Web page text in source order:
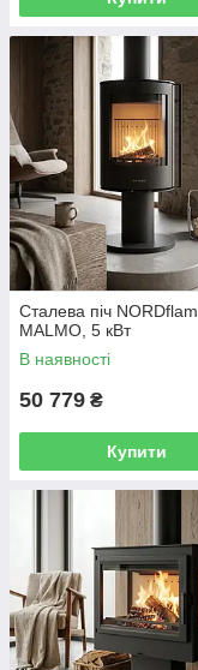
Сталева піч NORDflam
MALMO, 5 кВт
В наявності
50 779 ₴
Купити